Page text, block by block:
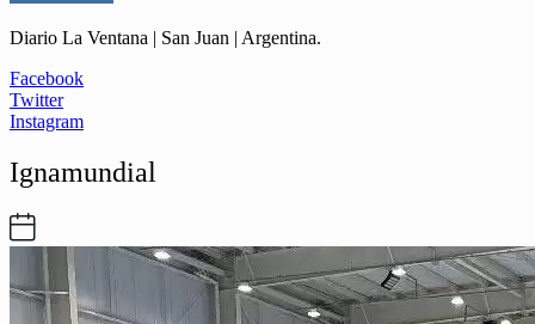
Diario La Ventana | San Juan | Argentina.
Facebook
Twitter
Instagram
Ignamundial